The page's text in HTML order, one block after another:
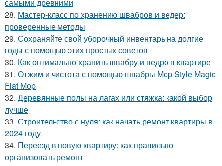
самыми древними
28. Мастер-класс по хранению швабров и ведер:
проверенные методы
29. Сохраняйте свой уборочный инвентарь на долгие
годы с помощью этих простых советов
30. Как оптимально хранить швабру и ведро в квартире
31. Отжим и чистота с помощью швабры Mop Style Magic
Flat Mop
32. Деревянные полы на лагах или стяжка: какой выбор
лучше
33. Строительство с нуля: как начать ремонт квартиры в
2024 году
34. Переезд в новую квартиру: как правильно
организовать ремонт